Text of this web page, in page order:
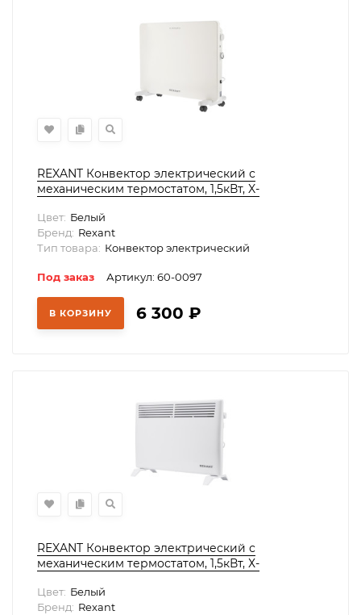
REXANT Конвектор электрический с
механическим термостатом, 1,5кВт, X-
Цвет: Белый
Бренд: Rexant
Тип товара: Конвектор электрический
Под заказ Артикул: 60-0097
В КОРЗИНУ 6 300 ₽
REXANT Конвектор электрический с
меxаническим термостатом, 1,5кВт, Х-
Цвет: Белый
Бренд: Rexant